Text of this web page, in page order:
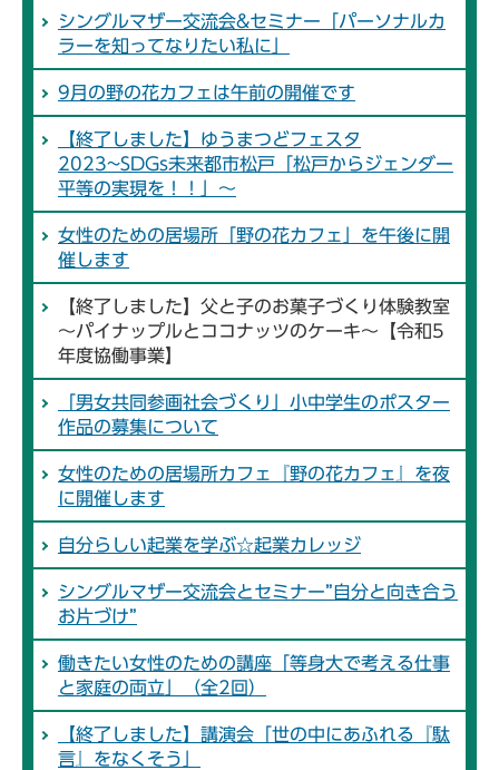
シングルマザー交流会&セミナー「パーソナルカ
ラーを知ってなりたい私に」
9月の野の花カフェは午前の開催です
【終了しました】ゆうまつどフェスタ
2023~SDGs未来都市松戸「松戸からジェンダー
平等の実現を！！」～
女性のための居場所「野の花カフェ」を午後に開
催します
【終了しました】父と子のお菓子づくり体験教室
～パイナップルとココナッツのケーキ～【令和5
年度協働事業】
「男女共同参画社会づくり」小中学生のポスター
作品の募集について
女性のための居場所カフェ『野の花カフェ』を夜
に開催します
自分らしい起業を学ぶ☆起業カレッジ
シングルマザー交流会とセミナー”自分と向き合う
お片づけ”
働きたい女性のための講座「等身大で考える仕事
と家庭の両立」（全2回）
【終了しました】講演会「世の中にあふれる『駄
言』をなくそう」